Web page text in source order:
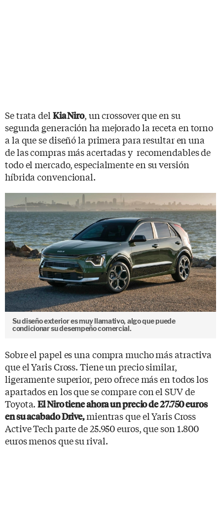
Se trata del Kia Niro, un crossover que en su
segunda generación ha mejorado la receta en torno
a la que se diseñó la primera para resultar en una
de las compras más acertadas y recomendables de
todo el mercado, especialmente en su versión
híbrida convencional.
Su diseño exterior es muy llamativo, algo que puede
condicionar su desempeño comercial.
Sobre el papel es una compra mucho más atractiva
que el Yaris Cross. Tiene un precio similar,
ligeramente superior, pero ofrece más en todos los
apartados en los que se compare con el SUV de
Toyota.El Niro tiene ahora un precio de 27.750 euros
en su acabado Drive,mientras que el Yaris Cross
Active Tech parte de 25.950 euros, que son 1.800
euros menos que su rival.